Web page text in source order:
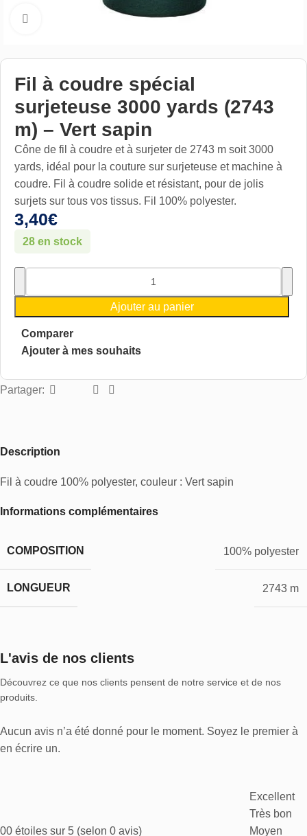
Cliquez pour aggrandir
Fil à coudre spécial
surjeteuse 3000 yards (2743
m) – Vert sapin
Cône de fil à coudre et à surjeter de 2743 m soit 3000
yards, idéal pour la couture sur surjeteuse et machine à
coudre. Fil à coudre solide et résistant, pour de jolis
surjets sur tous vos tissus. Fil 100% polyester.
3,40€
28 en stock
Ajouter au panier
Comparer
Ajouter à mes souhaits
Partager:
Description
Fil à coudre 100% polyester, couleur : Vert sapin
Informations complémentaires
COMPOSITION 100% polyester
LONGUEUR 2743 m
L'avis de nos clients
Découvrez ce que nos clients pensent de notre service et de nos
produits.
Aucun avis n’a été donné pour le moment. Soyez le premier à
en écrire un.
00 étoiles sur 5 (selon 0 avis)
Excellent
Très bon
Moyen